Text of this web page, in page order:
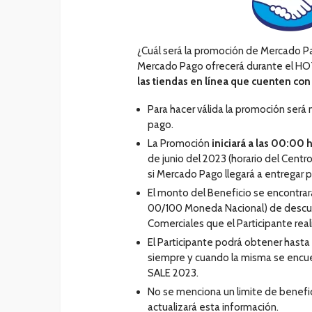
¿Cuál será la promoción de Mercado
Mercado Pago ofrecerá durante el
las tiendas en línea que cuenten
Para hacer válida la promoción
pago.
La Promoción iniciará a las 00:00
de junio del 2023 (horario del
si Mercado Pago llegará a entregar
El monto del Beneficio se
00/100 Moneda Nacional) de
Comerciales que el Participante
El Participante podrá obtener
siempre y cuando la misma se
SALE 2023.
No se menciona un limite de
actualizará esta información.